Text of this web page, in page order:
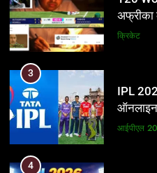
आईपीएल
4
IPL
स्टेडियम
आईपीएल
5
अफ्रीका
और
क्रिकेट
3
IPL
आईपीएल
4